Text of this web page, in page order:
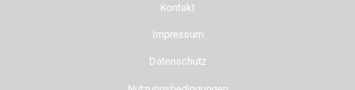
Kontakt
Impressum
Datenschutz